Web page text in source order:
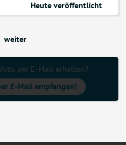
Heute veröffentlicht
weiter
per E-Mail erhalten?
E-Mail empfangen!